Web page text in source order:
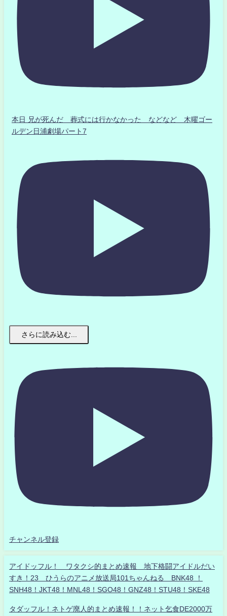
本日 兄が死んだ 葬式には行かなかった などなど 木曜ゴー
ルデン日浦劇場パート7
さらに読み込む...
チャンネル登録
アイドッフル！ ワタクシ的まとめ速報 地下格闘アイドルだい
すき！23 ひうらのアニメ放送局101ちゃんねる BNK48 ！
SNH48！JKT48！MNL48！SGO48！GNZ48！STU48！SKE48
タダッフル！ネトゲ廃人的まとめ速報！！ネット乞食DE2000万